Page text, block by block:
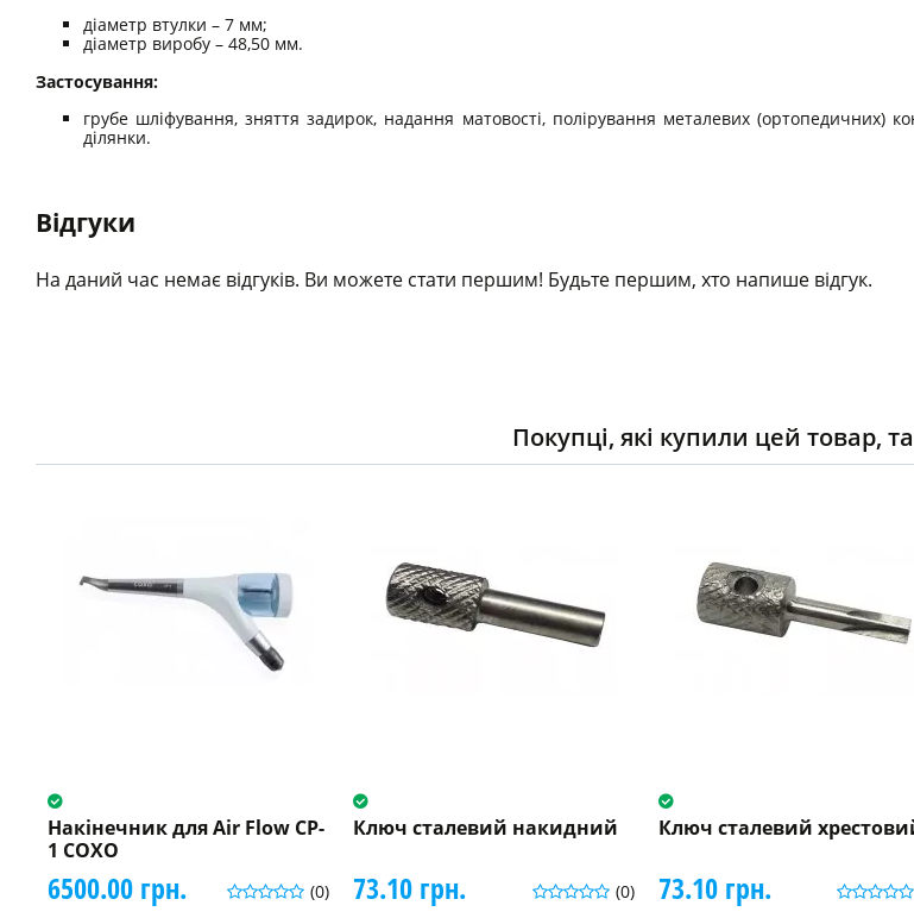
діаметр втулки – 7 мм;
діаметр виробу – 48,50 мм.
Застосування:
грубе шліфування, зняття задирок, надання матовості, полірування металевих (ортопедичних)
ділянки.
Відгуки
На даний час немає відгуків. Ви можете стати першим! Будьте першим, хто напише відгук.
Покупці, які купили цей товар,
Накінечник для Air Flow CP-
1 COXO
(0)
6500.00 грн.
Ключ сталевий накидний
(0)
73.10 грн.
Ключ сталевий
73.10 грн.